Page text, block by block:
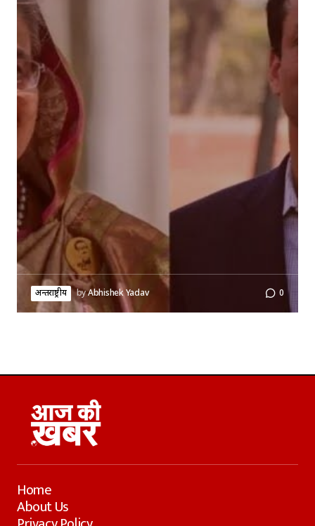
अन्तर्राष्ट्रीय byAbhishek Yadav 0
Home
About Us